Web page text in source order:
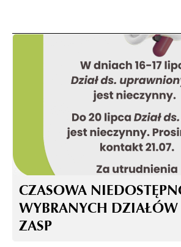
CZASOWA
WYBRANYCH
ZASP